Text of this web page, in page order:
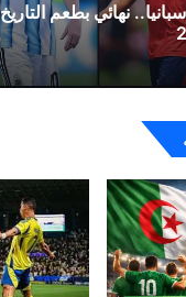
نهائي بطعم